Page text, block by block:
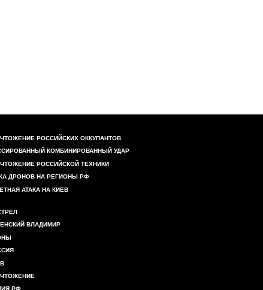
РОССИЙСКИХ ОККУПАНТОВ
КОМБИНИРОВАННЫЙ УДАР
РОССИЙСКОЙ ТЕХНИКИ
ДРОНОВ НА РЕГИОНЫ РФ
АТАКА НА КИЕВ
ВЛАДИМИР
РФ